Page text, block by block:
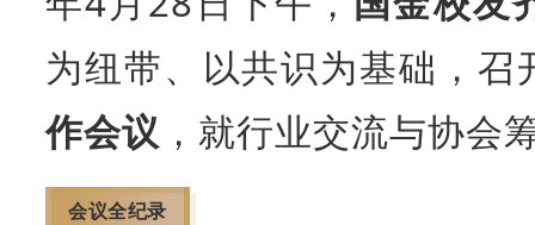
为纽带、以共识为基础，召
作会议 ，就行业交流与协会
会议全纪录